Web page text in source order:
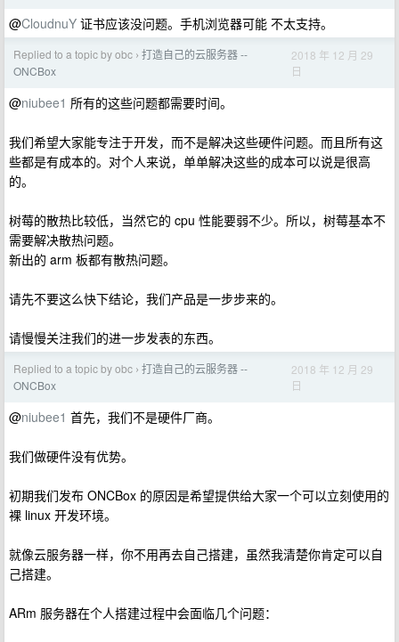
@CloudnuY 证书应该没问题。手机浏览器可能 不太支持。
Replied to a topic by obc › 打造自己的云服务器 --
ONCBox
2018 年 12 月 29
日
@niubee1 所有的这些问题都需要时间。
我们希望大家能专注于开发，而不是解决这些硬件问题。而且所有这
些都是有成本的。对个人来说，单单解决这些的成本可以说是很高
的。
树莓的散热比较低，当然它的 cpu 性能要弱不少。所以，树莓基本不
需要解决散热问题。
新出的 arm 板都有散热问题。
请先不要这么快下结论，我们产品是一步步来的。
请慢慢关注我们的进一步发表的东西。
Replied to a topic by obc › 打造自己的云服务器 --
ONCBox
2018 年 12 月 29
日
@niubee1 首先，我们不是硬件厂商。
我们做硬件没有优势。
初期我们发布 ONCBox 的原因是希望提供给大家一个可以立刻使用的
裸 linux 开发环境。
就像云服务器一样，你不用再去自己搭建，虽然我清楚你肯定可以自
己搭建。
ARm 服务器在个人搭建过程中会面临几个问题：